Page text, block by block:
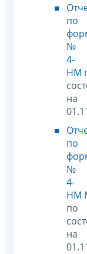
по
№
4-
НМ
на
по
№
4-
НМ
по
на